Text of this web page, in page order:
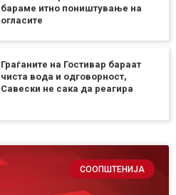
бараме итно поништување на
огласите
Граѓаните на Гостивар бараат
чиста вода и одговорност,
Савески не сака да реагира
СООПШТЕНИЈА